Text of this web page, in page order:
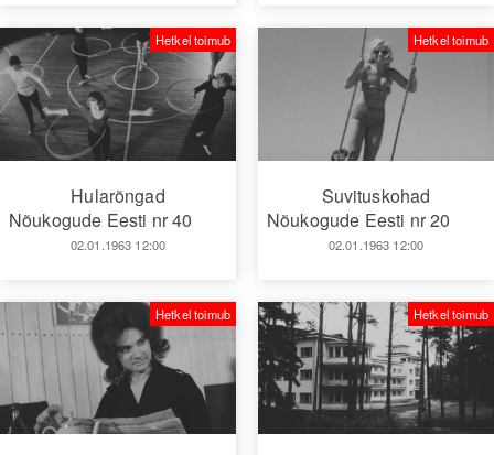
Hularõngad
Nõukogude Eesti nr 40
02.01.1963 12:00
Hetkel toimub
Suvituskohad
Nõukogude Eesti nr 20
02.01.1963 12:00
Hetkel toimub
Hetkel toimub Hetkel toimub